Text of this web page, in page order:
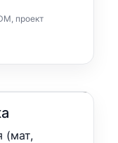
проект
(мат,